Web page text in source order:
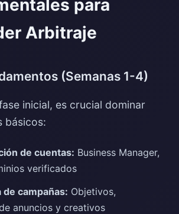
para
Arbitraje
(Semanas 1-4)
inicial, es crucial dominar
básicos:
de cuentas: Business Manager,
verificados
campañas: Objetivos,
anuncios y creativos